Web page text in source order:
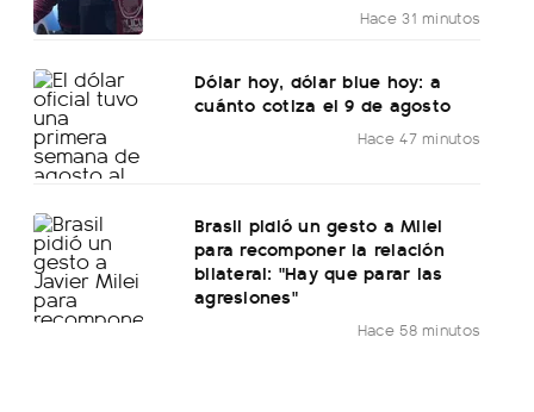
Hace 31 minutos
Dólar hoy, dólar blue hoy: a
cuánto cotiza el 9 de agosto
Hace 47 minutos
Brasil pidió un gesto a Milei
para recomponer la relación
bilateral: "Hay que parar las
agresiones"
Hace 58 minutos